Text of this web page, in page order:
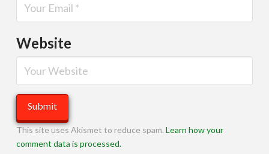
Website
This site uses Akismet to reduce spam. Learn how your
comment data is processed.